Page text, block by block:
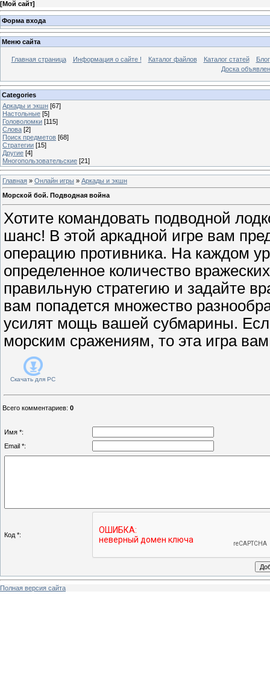
[Мой сайт]
Форма входа
Меню сайта
Главная страница Информация о сайте ! Каталог файлов Каталог статей
Блог
Доска
Categories
Аркады и экшн [67]
Настольные [5]
Головоломки [115]
Слова [2]
Поиск предметов [68]
Стратегии [15]
Другие [4]
Многопользовательские [21]
Главная » Онлайн игры » Аркады и экшн
Морской бой. Подводная война
Хотите командовать подводной
шанс! В этой аркадной игре вам
операцию противника. На каждом
определенное количество
правильную стратегию и задайте
вам попадется множество
усилят мощь вашей субмарины.
морским сражениям, то эта игра
Скачать для PC
Всего комментариев: 0
Имя *:
Email *:
Код *:
Полная версия сайта